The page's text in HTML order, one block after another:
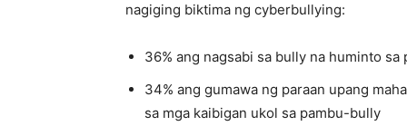
nagiging biktima ng cyberbullying:
36% ang nagsabi sa bully na huminto
34% ang gumawa ng paraan upang
sa mga kaibigan ukol sa pambu-bully